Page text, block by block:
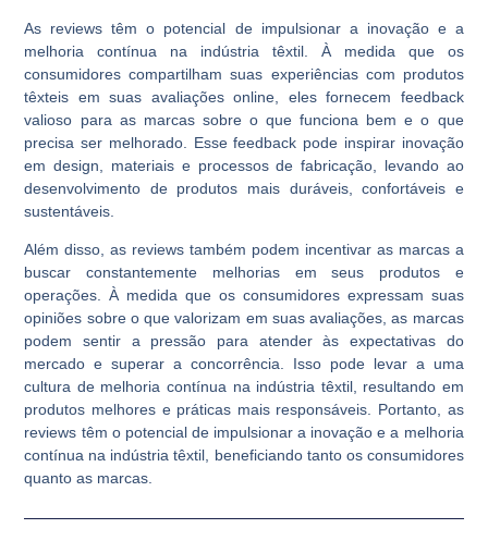
As reviews têm o potencial de impulsionar a inovação e a
melhoria contínua na indústria têxtil. À medida que os
consumidores compartilham suas experiências com produtos
têxteis em suas avaliações online, eles fornecem feedback
valioso para as marcas sobre o que funciona bem e o que
precisa ser melhorado. Esse feedback pode inspirar inovação
em design, materiais e processos de fabricação, levando ao
desenvolvimento de produtos mais duráveis, confortáveis e
sustentáveis.
Além disso, as reviews também podem incentivar as marcas a
buscar constantemente melhorias em seus produtos e
operações. À medida que os consumidores expressam suas
opiniões sobre o que valorizam em suas avaliações, as marcas
podem sentir a pressão para atender às expectativas do
mercado e superar a concorrência. Isso pode levar a uma
cultura de melhoria contínua na indústria têxtil, resultando em
produtos melhores e práticas mais responsáveis. Portanto, as
reviews têm o potencial de impulsionar a inovação e a melhoria
contínua na indústria têxtil, beneficiando tanto os consumidores
quanto as marcas.